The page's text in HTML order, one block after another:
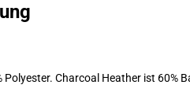
Charcoal Heather ist 60%